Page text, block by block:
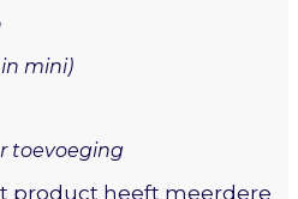
mini)
toevoeging
product heeft meerdere